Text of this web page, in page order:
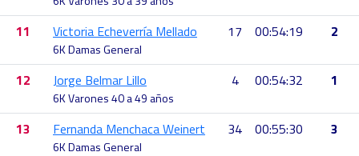
11 Victoria Echeverría Mellado
6K Damas General
17 00:54:19 2
12 Jorge Belmar Lillo
6K Varones 40 a 49 años
4 00:54:32 1
13 Fernanda Menchaca Weinert
6K Damas General
34 00:55:30 3